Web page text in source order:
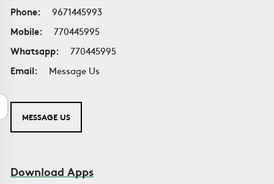
Phone:
9671445993
Mobile:
770445995
Whatsapp:
770445995
Email:
Message Us
MESSAGE US
Download Apps